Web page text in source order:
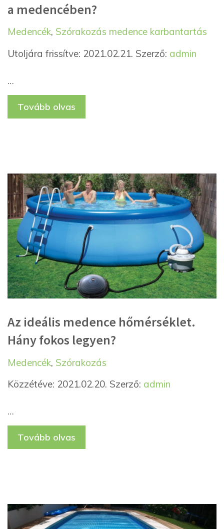
a medencében?
Kategória
Medencék, Szórakozás Címkék
medence karbantartás
Utoljára frissítve: 2021.02.21. Szerző: admin
…
Tovább olvas
Az ideális medence hőmérséklet.
Hány fokos legyen?
Kategória
Medencék, Szórakozás
Közzétéve: 2021.02.20. Szerző: admin
…
Tovább olvas